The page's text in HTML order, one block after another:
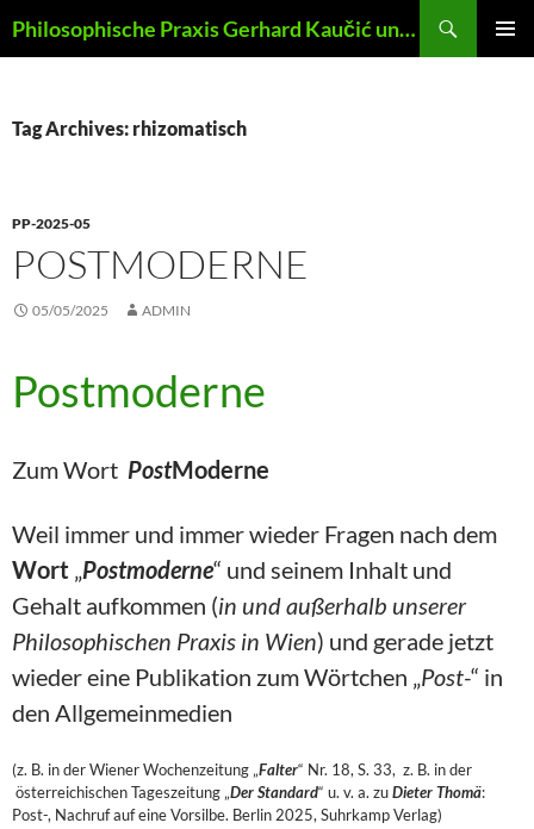
to
Philosophische Praxis Gerhard Kaučić und Anna Lydia Huber
Tag Archives: rhizomatisch
PP-2025-05
POSTMODERNE
05/05/2025 ADMIN
Postmoderne
Zum Wort PostModerne
Weil immer und immer wieder Fragen nach dem
Wort „Postmoderne“ und seinem Inhalt und
Gehalt aufkommen (in und außerhalb unserer
Philosophischen Praxis in Wien) und gerade jetzt
wieder eine Publikation zum Wörtchen „Post-“ in
den Allgemeinmedien
(z. B. in der Wiener Wochenzeitung „Falter“ Nr. 18, S. 33, z. B. in der
österreichischen Tageszeitung „Der Standard“ u. v. a. zuDieter Thomä:
Post-, Nachruf auf eine Vorsilbe. Berlin 2025, Suhrkamp Verlag)